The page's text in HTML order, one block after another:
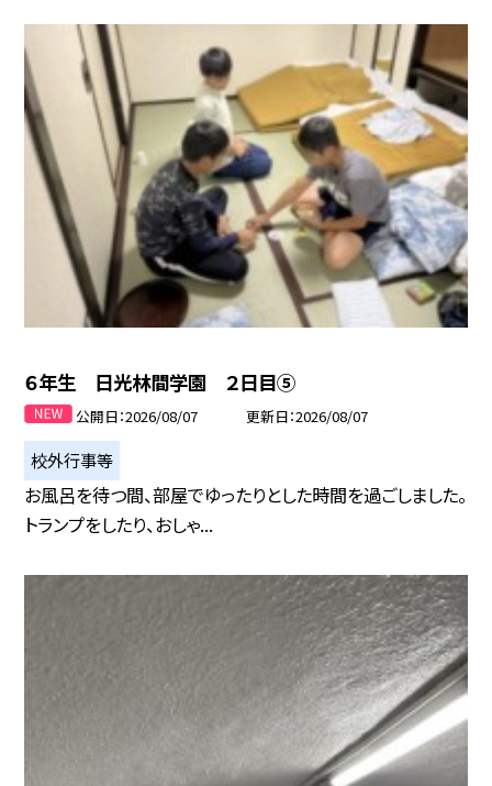
６年生 日光林間学園 ２日目⑤
公開日 2026/08/07 更新日 2026/08/07
校外行事等
お風呂を待つ間、部屋でゆったりとした時間を過ごしました。
トランプをしたり、おしゃ...